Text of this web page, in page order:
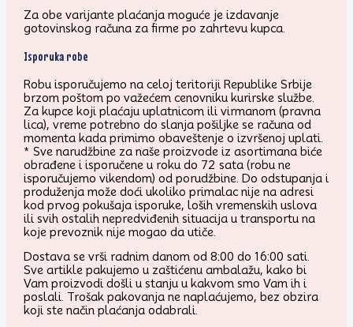
Za obe varijante plaćanja moguće je izdavanje
gotovinskog računa za firme po zahrtevu kupca.
Isporuka robe
Robu isporučujemo na celoj teritoriji Republike Srbije
brzom poštom po važećem cenovniku kurirske službe.
Za kupce koji plaćaju uplatnicom ili virmanom (pravna
lica), vreme potrebno do slanja pošiljke se računa od
momenta kada primimo obaveštenje o izvršenoj uplati.
* Sve narudžbine za naše proizvode iz asortimana biće
obrađene i isporučene u roku do 72 sata (robu ne
isporučujemo vikendom) od porudžbine. Do odstupanja i
produženja može doći ukoliko primalac nije na adresi
kod prvog pokušaja isporuke, loših vremenskih uslova
ili svih ostalih nepredviđenih situacija u transportu na
koje prevoznik nije mogao da utiče.
Dostava se vrši radnim danom od 8:00 do 16:00 sati.
Sve artikle pakujemo u zaštićenu ambalažu, kako bi
Vam proizvodi došli u stanju u kakvom smo Vam ih i
poslali. Trošak pakovanja ne naplaćujemo, bez obzira
koji ste način plaćanja odabrali.